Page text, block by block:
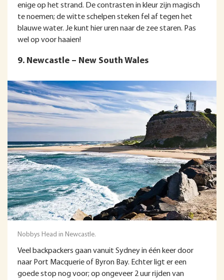
enige op het strand. De contrasten in kleur zijn magisch
te noemen; de witte schelpen steken fel af tegen het
blauwe water. Je kunt hier uren naar de zee staren. Pas
wel op voor haaien!
9. Newcastle – New South Wales
Nobbys Head in Newcastle.
Veel backpackers gaan vanuit Sydney in één keer door
naar Port Macquerie of Byron Bay. Echter ligt er een
goede stop nog voor; op ongeveer 2 uur rijden van